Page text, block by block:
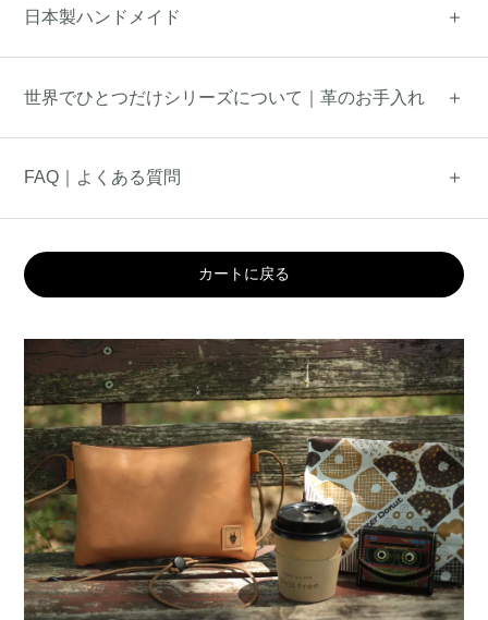
日本製ハンドメイド
世界でひとつだけシリーズについて｜革のお手入れ
FAQ｜よくある質問
カートに戻る